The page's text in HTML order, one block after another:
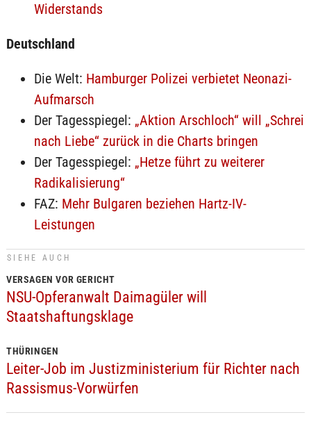
Widerstands
Deutschland
Die Welt: Hamburger Polizei verbietet Neonazi-
Aufmarsch
Der Tagesspiegel: „Aktion Arschloch“ will „Schrei
nach Liebe“ zurück in die Charts bringen
Der Tagesspiegel: „Hetze führt zu weiterer
Radikalisierung“
FAZ: Mehr Bulgaren beziehen Hartz-IV-
Leistungen
SIEHE AUCH
VERSAGEN VOR GERICHT
NSU-Opferanwalt Daimagüler will
Staatshaftungsklage
THÜRINGEN
Leiter-Job im Justizministerium für Richter nach
Rassismus-Vorwürfen